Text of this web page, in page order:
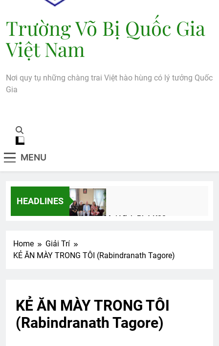
Trường Võ Bị Quốc Gia
Việt Nam
Nơi quy tụ những chàng trai Việt hào hùng có lý tưởng Quốc
Gia
MENU
HEADLINES
Thăm NT Mai Vĩnh Phú K22
CSVSQ Dương Công Phó K22
2 Years Ago
Home
Giải Trí
KẺ ĂN MÀY TRONG TÔI (Rabindranath Tagore)
KẺ ĂN MÀY TRONG TÔI
(Rabindranath Tagore)